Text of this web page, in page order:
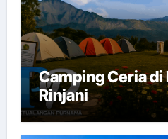
Camping Ceria di
Rinjani